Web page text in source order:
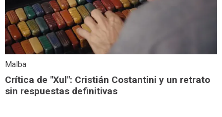
Malba
Crítica de "Xul": Cristián Costantini y un retrato
sin respuestas definitivas